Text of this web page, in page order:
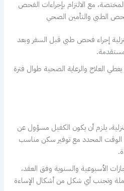
مع الالتزام بإجراءات الفحص
الطبي والتأمين الصحي
إجراء فحص طبي قبل السفر وبعد
العلاج والرعاية الصحية طوال فترة
يلزم أن يكون الكفيل مسؤول عن
الوقت المحدد مع توفير سكن مناسب
الأسبوعية والسنوية وفق العقد،
وتجنب أي شكل من أشكال الإساءة